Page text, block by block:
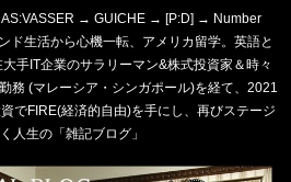
→ GUICHE → [P:D] → Number
ド生活から心機一転、アメリカ留学。英語と
手IT企業のサラリーマン&株式投資家＆時々
務 (マレーシア・シンガポール)を経て、2021
でFIRE(経済的自由)を手にし、再びステージ
人生の「雑記ブログ」